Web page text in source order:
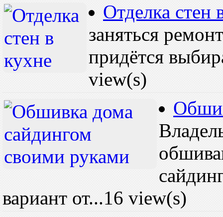
Отделка
заняться
придётся
view(s)
вариант от...16 view(s)